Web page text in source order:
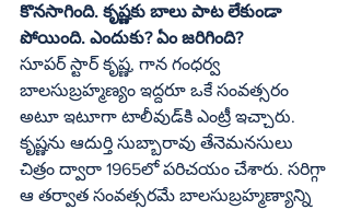
కొనసాగింది. కృష్ణకు బాలు పాట లేకుండా
పోయింది. ఎందుకు? ఏం జరిగింది?
సూపర్‌ స్టార్‌ కృష్ణ, గాన గంధర్వ
బాలసుబ్రహ్మణ్యం ఇద్దరూ ఒకే సంవత్సరం
అటూ ఇటూగా టాలీవుడ్‌కి ఎంట్రీ ఇచ్చారు.
కృష్ణను ఆదుర్తి సుబ్బారావు తేనెమనసులు
చిత్రం ద్వారా 1965లో పరిచయం చేశారు. సరిగ్గా
ఆ తర్వాత సంవత్సరమే బాలసుబ్రహ్మణ్యాన్ని